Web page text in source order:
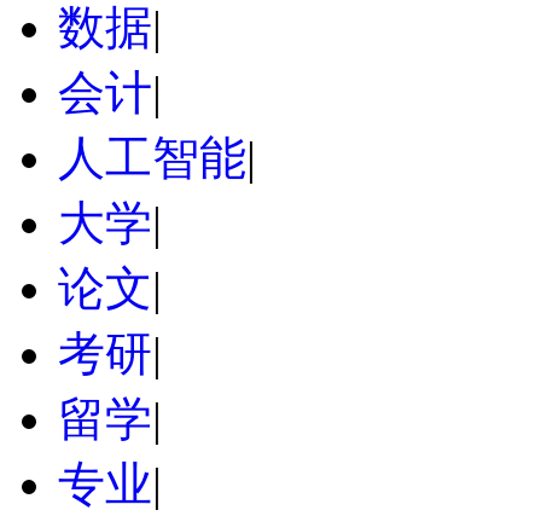
数据|
会计|
人工智能|
大学|
论文|
考研|
留学|
专业|